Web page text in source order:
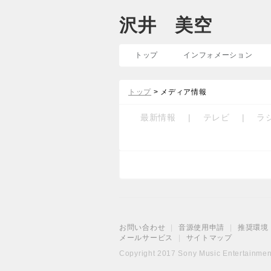
沢井 美空
トップ インフォメーション
トップ > メディア情報
最新情報 | テレビ | ラ
お問い合わせ 音源使用申請
推奨環境
メールサービス
サイトマップ
Copyright 2017 Sony Music